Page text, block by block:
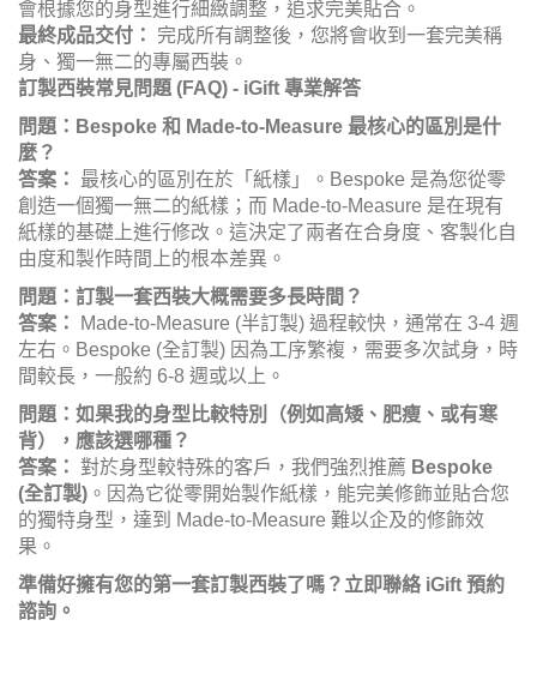
會根據您的身型進行細緻調整，追求完美貼合。
最終成品交付：
完成所有調整後，您將會收到一套完美稱
身、獨一無二的專屬西裝。
訂製西裝常見問題 (FAQ) - iGift 專業解答
問題：Bespoke 和 Made-to-Measure 最核心的區別是什
麼？
答案：
最核心的區別在於「紙樣」。Bespoke 是為您從零
創造一個獨一無二的紙樣；而 Made-to-Measure 是在現有
紙樣的基礎上進行修改。這決定了兩者在合身度、客製化自
由度和製作時間上的根本差異。
問題：訂製一套西裝大概需要多長時間？
答案：
Made-to-Measure (半訂製) 過程較快，通常在 3-4 週
左右。Bespoke (全訂製) 因為工序繁複，需要多次試身，時
間較長，一般約 6-8 週或以上。
問題：如果我的身型比較特別（例如高矮、肥瘦、或有寒
背），應該選哪種？
答案： 對於身型較特殊的客戶，我們強烈推薦 Bespoke
(全訂製) 。因為它從零開始製作紙樣，能完美修飾並貼合您
的獨特身型，達到 Made-to-Measure 難以企及的修飾效
果。
準備好擁有您的第一套訂製西裝了嗎？立即聯絡 iGift 預約
諮詢。